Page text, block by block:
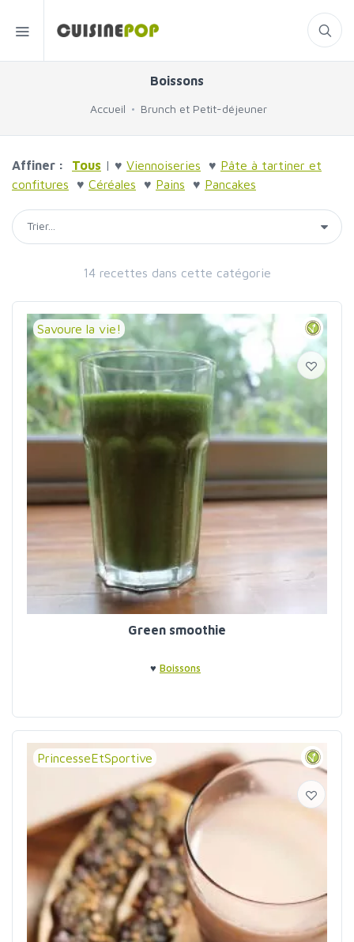
Boissons
Accueil Brunch et Petit-déjeuner
Affiner : Tous | ♥ Viennoiseries ♥ Pâte à tartiner et
confitures ♥ Céréales ♥ Pains ♥ Pancakes
14 recettes dans cette catégorie
Savoure la vie!
Green smoothie
♥ Boissons
PrincesseEtSportive